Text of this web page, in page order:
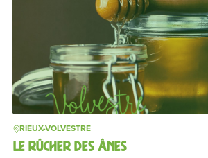
RIEUX-VOLVESTRE
LE RÛCHER DES ÂNES